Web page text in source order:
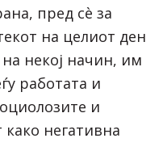
пред сè за
на целиот ден
некој начин, им
работата и
и
како негативна